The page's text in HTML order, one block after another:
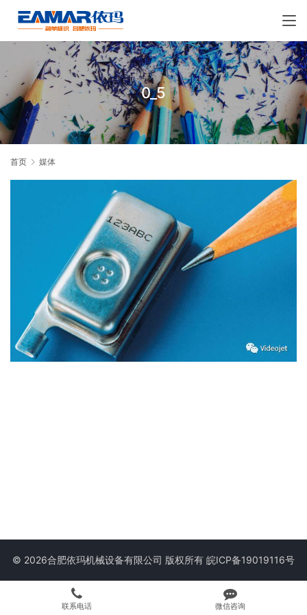
0_5
首页 媒体
© 2026合肥依玛机械设备有限公司 版权所有 皖ICP备19019116号
联系电话 微信咨询